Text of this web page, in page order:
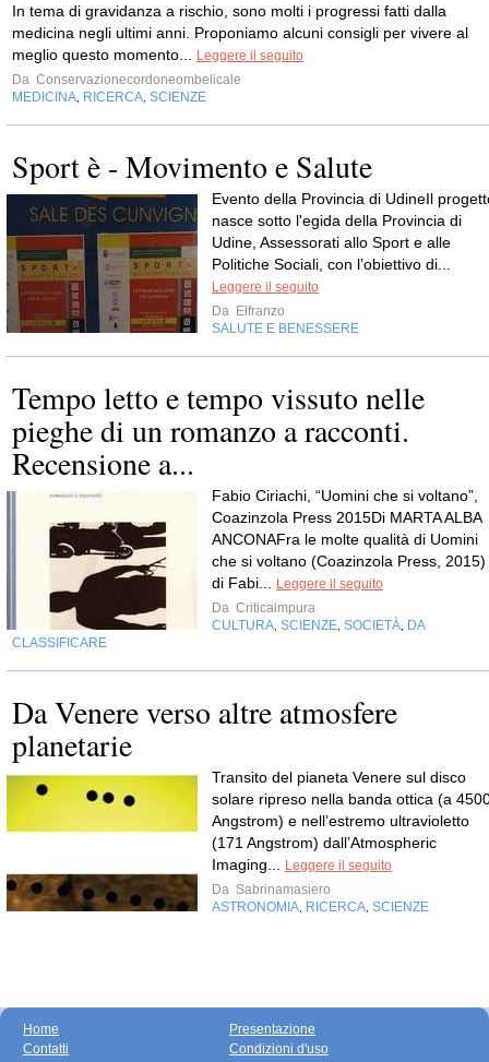
In tema di gravidanza a rischio, sono molti i progressi fatti dalla
medicina negli ultimi anni. Proponiamo alcuni consigli per vivere al
meglio questo momento...
Leggere il seguito
Da Conservazionecordoneombelicale
MEDICINA RICERCA SCIENZE
Sport è - Movimento e Salute
Evento della Provincia di UdineIl
nasce sotto l'egida della Provincia di
Udine, Assessorati allo Sport e alle
Politiche Sociali, con l’obiettivo di...
Leggere il seguito
Da Elfranzo
SALUTE E BENESSERE
Tempo letto e tempo vissuto nelle
pieghe di un romanzo a racconti.
Recensione a...
Fabio Ciriachi, “Uomini che si voltano”,
Coazinzola Press 2015Di MARTA ALBA
ANCONAFra le molte qualità di Uomini
che si voltano (Coazinzola Press, 2015)
di Fabi...
Leggere il seguito
Da Criticaimpura
CULTURA SCIENZE SOCIETÀ DA
CLASSIFICARE
Da Venere verso altre atmosfere
planetarie
Transito del pianeta Venere sul disco
solare ripreso nella banda ottica (a
Angstrom) e nell’estremo ultravioletto
(171 Angstrom) dall’Atmospheric
Imaging...
Leggere il seguito
Da Sabrinamasiero
ASTRONOMIA RICERCA SCIENZE
Home
Contatti
Presentazione
Condizioni d'uso